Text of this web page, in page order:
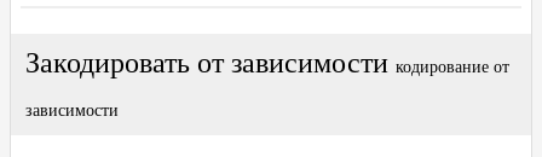
Закодировать от зависимости кодирование от
зависимости